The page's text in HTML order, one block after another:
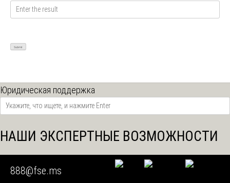
Юридическая поддержка
НАШИ ЭКСПЕРТНЫЕ ВОЗМОЖНОСТИ
МЕДИЦИНА
КРИМИНАЛИСТИКА
888@fse.ms